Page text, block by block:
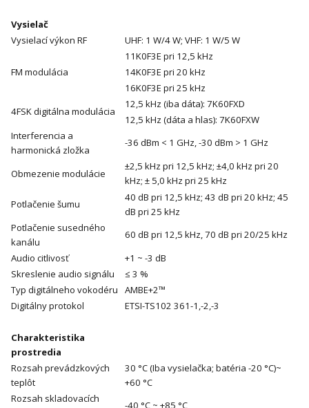
Vysielač
Vysielací výkon RF
UHF: 1 W/4 W; VHF: 1 W/5 W
FM modulácia
11K0F3E pri 12,5 kHz
14K0F3E pri 20 kHz
16K0F3E pri 25 kHz
4FSK digitálna modulácia
12,5 kHz (iba dáta): 7K60FXD
12,5 kHz (dáta a hlas): 7K60FXW
Interferencia a
harmonická zložka
-36 dBm < 1 GHz, -30 dBm > 1 GHz
Obmezenie modulácie
±2,5 kHz pri 12,5 kHz; ±4,0 kHz pri 20
kHz; ± 5,0 kHz pri 25 kHz
Potlačenie šumu
40 dB pri 12,5 kHz; 43 dB pri 20 kHz; 45
dB pri 25 kHz
Potlačenie susedného
kanálu
60 dB pri 12,5 kHz, 70 dB pri 20/25 kHz
Audio citlivosť
+1 ~ -3 dB
Skreslenie audio signálu
≤ 3 %
Typ digitálneho vokodéru
AMBE+2™
Digitálny protokol
ETSI-TS102 361-1,-2,-3
Charakteristika
prostredia
Rozsah prevádzkových
teplôt
30 °C (Iba vysielačka; batéria -20 °C)~
+60 °C
Rozsah skladovacích
-40 °C ~ +85 °C